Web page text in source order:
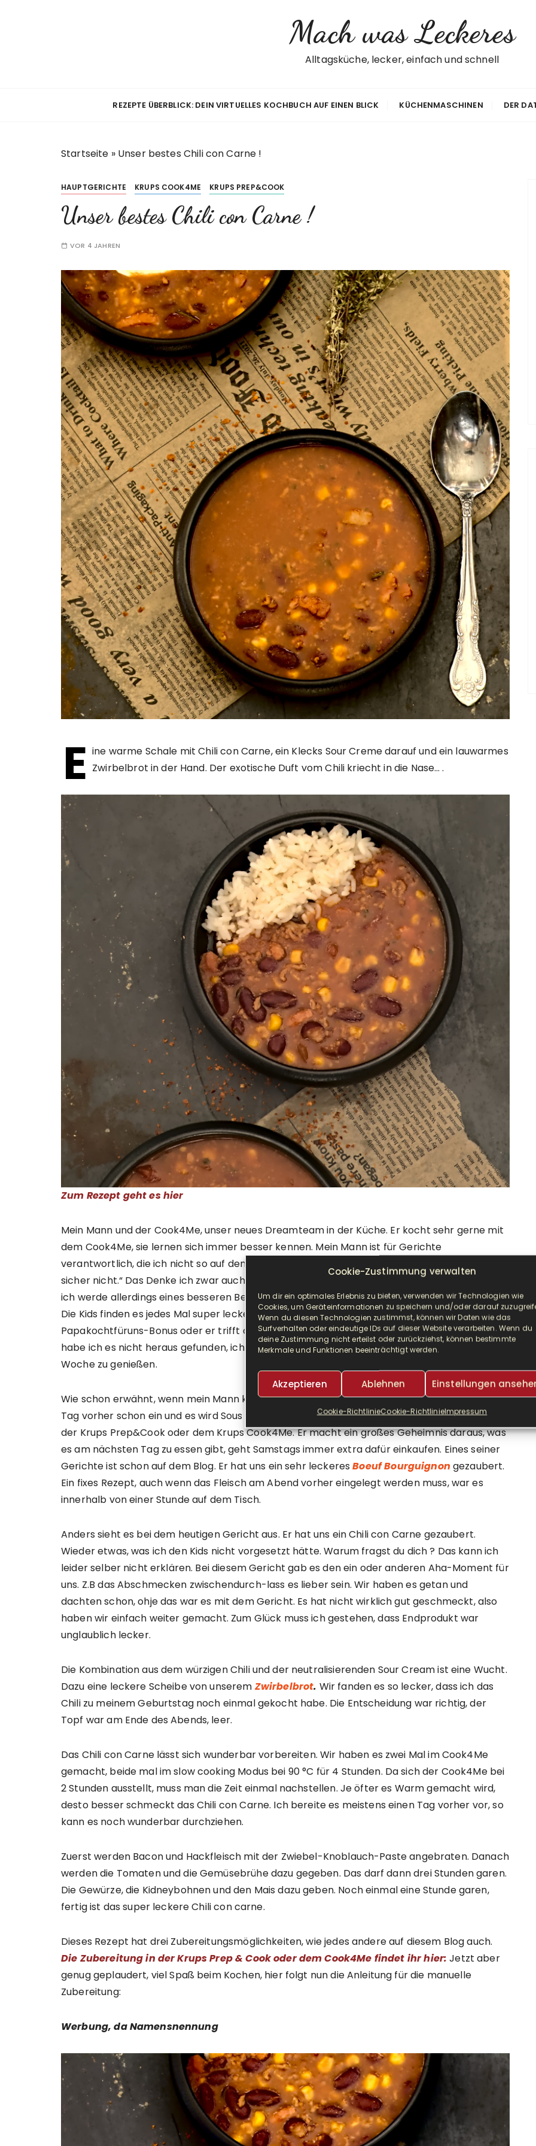
Cookie-Zustimmung verwalten
Um dir ein optimales Erlebnis zu bieten, verwenden wir Technologien wie
Cookies, um Geräteinformationen zu speichern und/oder darauf
Wenn du diesen Technologien zustimmst, können wir Daten wie das
Surfverhalten oder eindeutige IDs auf dieser Website verarbeiten. Wenn du
deine Zustimmung nicht erteilst oder zurückziehst, können bestimmte
Merkmale und Funktionen beeinträchtigt werden.
Akzeptieren Ablehnen Einstellungen
Cookie-RichtlinieCookie-RichtlinieImpressum
Mach was Leckeres
Alltagsküche, lecker, einfach und schnell
REZEPTE ÜBERBLICK: DEIN VIRTUELLES KOCHBUCH AUF EINEN BLICK KÜCHENMASCHINEN DER
Startseite » Unser bestes Chili con Carne !
HAUPTGERICHTE KRUPS COOK4ME KRUPS PREP&COOK
Unser bestes Chili con Carne !
VOR 4 JAHREN
E ine warme Schale mit Chili con Carne, ein Klecks Sour Creme darauf und ein lauwarmes
Zwirbelbrot in der Hand. Der exotische Duft vom Chili kriecht in die Nase… .
Zum Rezept geht es hier
Mein Mann und der Cook4Me, unser neues Dreamteam in der Küche. Er kocht sehr gerne mit
dem Cook4Me, sie lernen sich immer besser kennen. Mein Mann ist für Gerichte
verantwortlich, die ich nicht so auf dem Schirm habe, oder denke:“Nein, dass mag die Familie
sicher nicht.“ Das Denke ich zwar auch wenn er in der Küche steht und das Gericht zubereitet,
ich werde allerdings eines besseren Belehrt wenn wir am Tisch sitzen und das Essen genießen.
Die Kids finden es jedes Mal super lecker, woran das liegt ? Entweder ist es der
Papakochtfüruns-Bonus oder er trifft die richtigen Geschmacksnerven unserer Kids. Noch
habe ich es nicht heraus gefunden, ich freue mich allerdings sehr, einen freien Kochtag die
Woche zu genießen.
Wie schon erwähnt, wenn mein Mann kocht, ist es besonders. Entweder legen wir es einen
Tag vorher schon ein und es wird Sous Vide gegart, oder er nutzt die Slow Cooking Möglichkeit
der Krups Prep&Cook oder dem Krups Cook4Me. Er macht ein großes Geheimnis daraus, was
es am nächsten Tag zu essen gibt, geht Samstags immer extra dafür einkaufen. Eines seiner
Gerichte ist schon auf dem Blog. Er hat uns ein sehr leckeresBoeuf Bourguignon gezaubert.
Ein fixes Rezept, auch wenn das Fleisch am Abend vorher eingelegt werden muss, war es
innerhalb von einer Stunde auf dem Tisch.
Anders sieht es bei dem heutigen Gericht aus. Er hat uns ein Chili con Carne gezaubert.
Wieder etwas, was ich den Kids nicht vorgesetzt hätte. Warum fragst du dich ? Das kann ich
leider selber nicht erklären. Bei diesem Gericht gab es den ein oder anderen Aha-Moment für
uns. Z.B das Abschmecken zwischendurch-lass es lieber sein. Wir haben es getan und
dachten schon, ohje das war es mit dem Gericht. Es hat nicht wirklich gut geschmeckt, also
haben wir einfach weiter gemacht. Zum Glück muss ich gestehen, dass Endprodukt war
unglaublich lecker.
Die Kombination aus dem würzigen Chili und der neutralisierenden Sour Cream ist eine Wucht.
Dazu eine leckere Scheibe von unserem Zwirbelbrot. Wir fanden es so lecker, dass ich das
Chili zu meinem Geburtstag noch einmal gekocht habe. Die Entscheidung war richtig, der
Topf war am Ende des Abends, leer.
Das Chili con Carne lässt sich wunderbar vorbereiten. Wir haben es zwei Mal im Cook4Me
gemacht, beide mal im slow cooking Modus bei 90 °C für 4 Stunden. Da sich der Cook4Me bei
2 Stunden ausstellt, muss man die Zeit einmal nachstellen. Je öfter es Warm gemacht wird,
desto besser schmeckt das Chili con Carne. Ich bereite es meistens einen Tag vorher vor, so
kann es noch wunderbar durchziehen.
Zuerst werden Bacon und Hackfleisch mit der Zwiebel-Knoblauch-Paste angebraten. Danach
werden die Tomaten und die Gemüsebrühe dazu gegeben. Das darf dann drei Stunden garen.
Die Gewürze, die Kidneybohnen und den Mais dazu geben. Noch einmal eine Stunde garen,
fertig ist das super leckere Chili con carne.
Dieses Rezept hat drei Zubereitungsmöglichkeiten, wie jedes andere auf diesem Blog auch.
Die Zubereitung in der Krups Prep & Cook oder dem Cook4Me findet ihr hier: Jetzt aber
genug geplaudert, viel Spaß beim Kochen, hier folgt nun die Anleitung für die manuelle
Zubereitung:
Werbung, da Namensnennung